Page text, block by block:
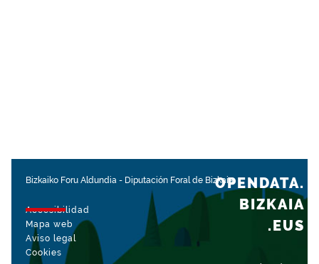
Bizkaiko Foru Aldundia - Diputación Foral de Bizkaia
Accesibilidad
Mapa web
Aviso legal
Cookies
OPENDATA.
BIZKAIA
.EUS